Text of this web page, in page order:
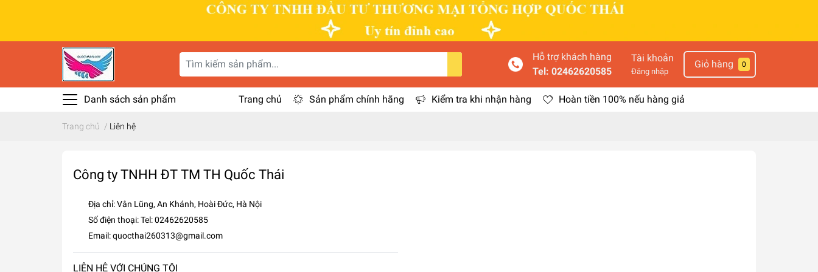
Hỗ trợ khách hàng
Tel: 02462620585
Tài khoản
Đăng nhập
Giỏ hàng 0
Danh sách sản phẩm Trang chủ Sản phẩm chính hãng Kiểm tra khi nhận hàng Hoàn tiền 100% nếu hàng giả
Trang chủ / Liên hệ
Công ty TNHH ĐT TM TH Quốc Thái
Địa chỉ:Vân Lũng, An Khánh, Hoài Đức, Hà Nội
Số điện thoại:Tel: 02462620585
Email:quocthai260313@gmail.com
LIÊN HỆ VỚI CHÚNG TÔI